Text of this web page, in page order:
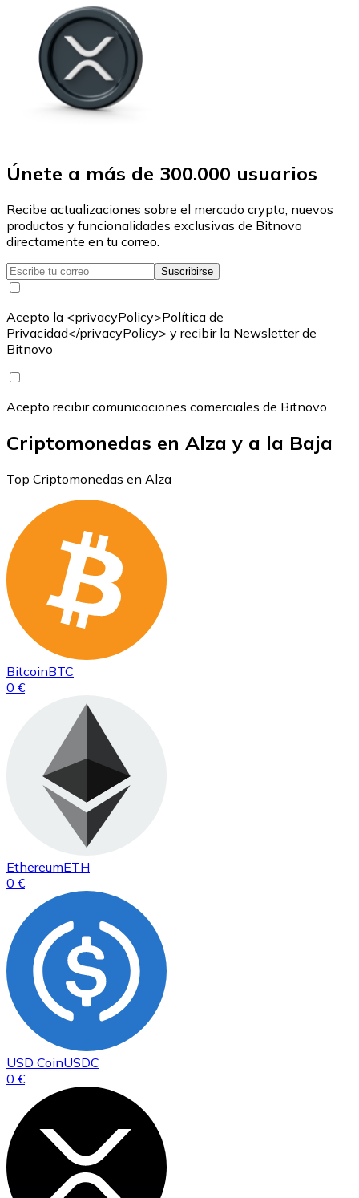
Únete a más de 300.000 usuarios
Recibe actualizaciones sobre el mercado crypto, nuevos
productos y funcionalidades exclusivas de Bitnovo
directamente en tu correo.
Suscribirse
Acepto la <privacyPolicy>Política de
Privacidad</privacyPolicy> y recibir la Newsletter de
Bitnovo
Acepto recibir comunicaciones comerciales de Bitnovo
Criptomonedas en Alza y a la Baja
Top Criptomonedas en Alza
BitcoinBTC
0 €
EthereumETH
0 €
USD CoinUSDC
0 €